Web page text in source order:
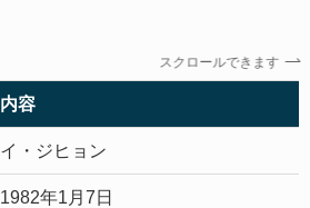
スクロールできます
内容
イ・ジヒョン
1982年1月7日